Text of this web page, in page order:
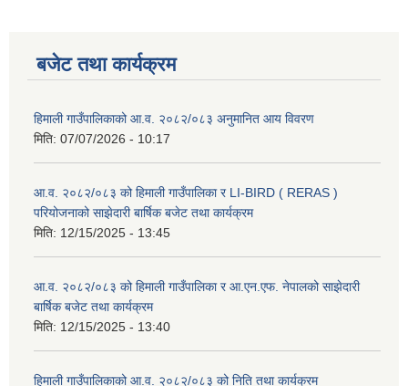
बजेट तथा कार्यक्रम
हिमाली गाउँपालिकाको आ.व. २०८२/०८३ अनुमानित आय विवरण
मिति: 07/07/2026 - 10:17
आ.व. २०८२/०८३ को हिमाली गाउँपालिका र LI-BIRD ( RERAS )
परियोजनाको साझेदारी बार्षिक बजेट तथा कार्यक्रम
मिति: 12/15/2025 - 13:45
आ.व. २०८२/०८३ को हिमाली गाउँपालिका र आ.एन.एफ. नेपालको साझेदारी
बार्षिक बजेट तथा कार्यक्रम
मिति: 12/15/2025 - 13:40
हिमाली गाउँपालिकाको आ.व. २०८२/०८३ को निति तथा कार्यक्रम